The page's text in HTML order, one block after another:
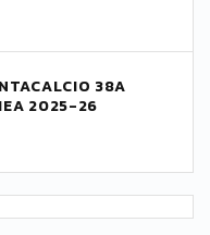
38A
2025-26